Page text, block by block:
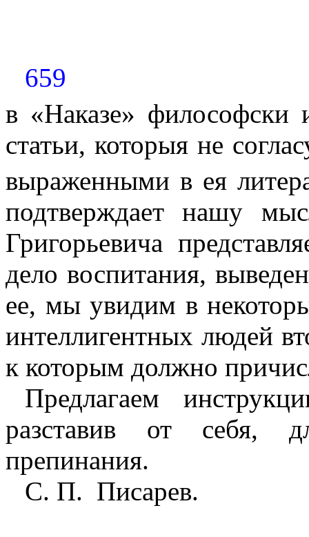
659
в «Наказе» философски
статьи, которыя не
выраженными в ея
подтверждает нашу
Григорьевича
дело воспитания,
ее, мы увидим в
интеллигентных людей
к которым должно
Предлагаем
разставив от себя,
препинания.
С. П. Писарев.